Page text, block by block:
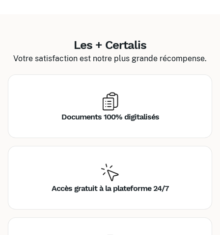
Les + Certalis
Votre satisfaction est notre plus grande récompense.
Documents 100% digitalisés
Accès gratuit à la plateforme 24/7